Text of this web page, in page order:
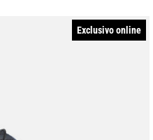
Exclusivo online